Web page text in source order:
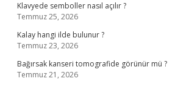
Klavyede semboller nasıl açılır ?
Temmuz 25, 2026
Kalay hangi ilde bulunur ?
Temmuz 23, 2026
Bağırsak kanseri tomografide görünür mü ?
Temmuz 21, 2026